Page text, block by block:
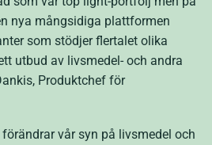
nya mångsidiga plattformen
som stödjer flertalet olika
utbud av livsmedel- och andra
Produktchef för
vår syn på livsmedel och